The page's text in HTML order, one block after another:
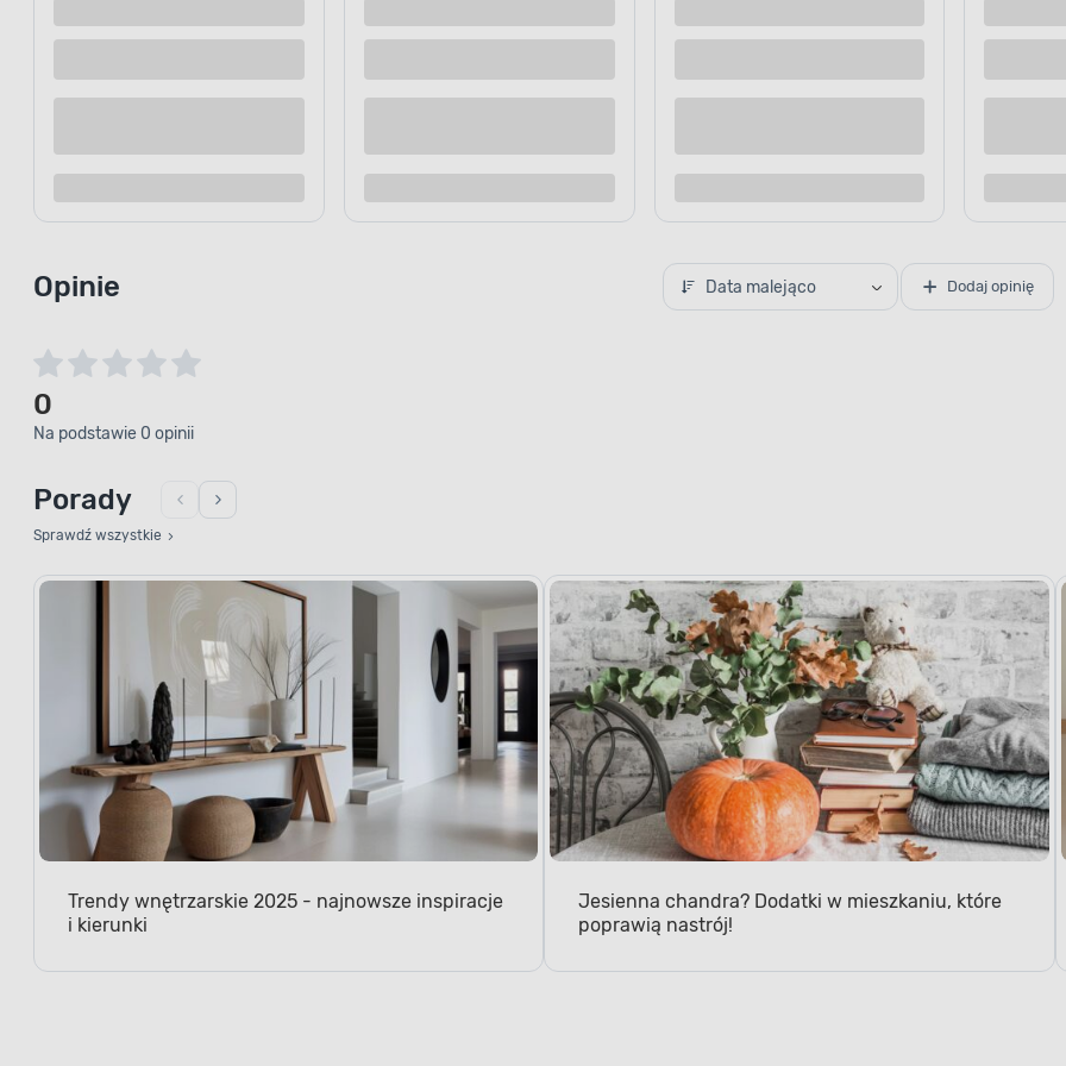
Dostępne z dostawą
Dostępne w sklepie
Kup teraz
Dostępne z dostawą
Dostępne w sklepie
Kup teraz
Dostępne z dostawą
Dostępne w sklepie
Kup
Data malejąco Dodaj opinię
0
Na podstawie 0 opinii
Sprawdź wszystkie
i kierunki
poprawią nastrój!